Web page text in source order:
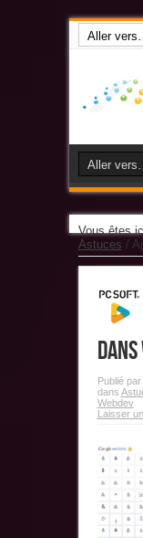
Vous êtes
Astuces /
dans
Publié par
dans
Webdev
Laisser